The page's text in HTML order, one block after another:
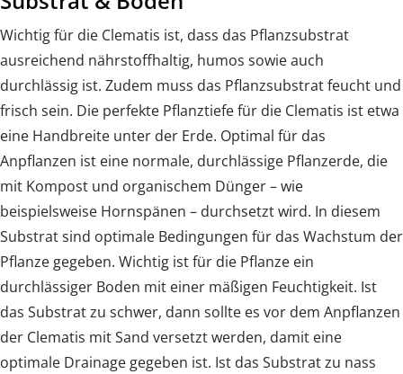
Wichtig für die Clematis ist, dass das Pflanzsubstrat
ausreichend nährstoffhaltig, humos sowie auch
durchlässig ist. Zudem muss das Pflanzsubstrat feucht und
frisch sein. Die perfekte Pflanztiefe für die Clematis ist etwa
eine Handbreite unter der Erde. Optimal für das
Anpflanzen ist eine normale, durchlässige Pflanzerde, die
mit Kompost und organischem Dünger – wie
beispielsweise Hornspänen – durchsetzt wird. In diesem
Substrat sind optimale Bedingungen für das Wachstum der
Pflanze gegeben. Wichtig ist für die Pflanze ein
durchlässiger Boden mit einer mäßigen Feuchtigkeit. Ist
das Substrat zu schwer, dann sollte es vor dem Anpflanzen
der Clematis mit Sand versetzt werden, damit eine
optimale Drainage gegeben ist. Ist das Substrat zu nass